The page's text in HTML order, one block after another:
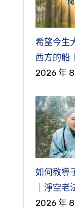
希望今生
西方的船
2026 年 8
如何教導
｜淨空老
2026 年 8